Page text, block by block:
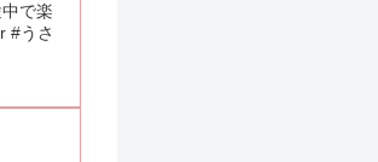
で楽
#うさ